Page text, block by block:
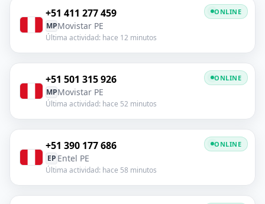
+51 411 277 459
MPMovistar PE
Última actividad: hace 12 minutos
ONLINE
+51 501 315 926
MPMovistar PE
Última actividad: hace 52 minutos
ONLINE
+51 390 177 686
EP Entel PE
Última actividad: hace 58 minutos
ONLINE